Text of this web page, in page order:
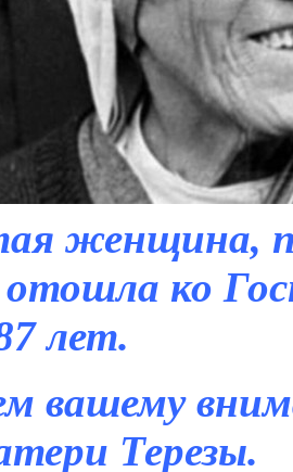
женщина,
отошла ко
лет.
вашему
Терезы.